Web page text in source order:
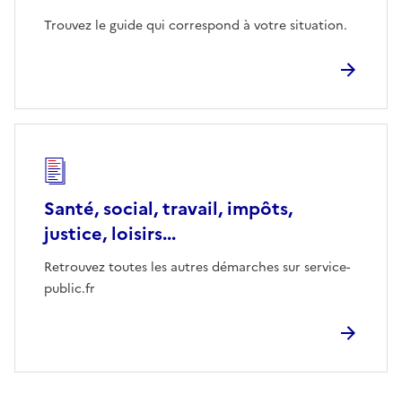
Trouvez le guide qui correspond à votre situation.
Santé, social, travail, impôts,
justice, loisirs...
Retrouvez toutes les autres démarches sur service-
public.fr